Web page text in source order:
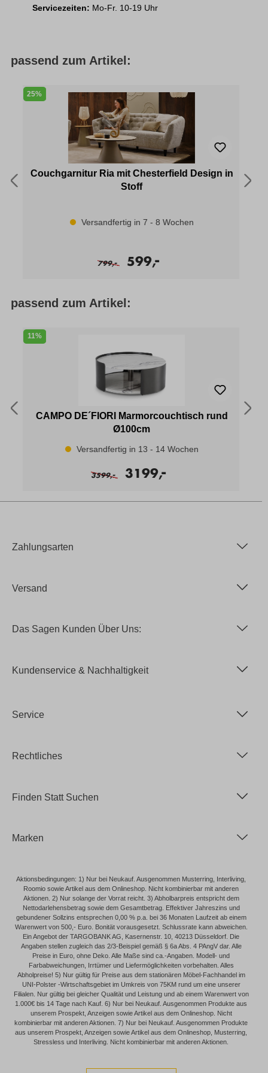
Servicezeiten: Mo-Fr. 10-19 Uhr
passend zum Artikel:
25%
Couchgarnitur Ria mit Chesterfield Design in
Stoff
Versandfertig in 7 - 8 Wochen
799,
- 599,
-
passend zum Artikel:
11%
CAMPO DE´FIORI Marmorcouchtisch rund
Ø100cm
Versandfertig in 13 - 14 Wochen
3599,
- 3199,
-
Zahlungsarten
Versand
Das Sagen Kunden Über Uns:
Kundenservice & Nachhaltigkeit
Service
Rechtliches
Finden Statt Suchen
Marken
Aktionsbedingungen: 1) Nur bei Neukauf. Ausgenommen Musterring, Interliving,
Roomio sowie Artikel aus dem Onlineshop. Nicht kombinierbar mit anderen
Aktionen. 2) Nur solange der Vorrat reicht. 3) Abholbarpreis entspricht dem
Nettodarlehensbetrag sowie dem Gesamtbetrag. Effektiver Jahreszins und
gebundener Sollzins entsprechen 0,00 % p.a. bei 36 Monaten Laufzeit ab einem
Warenwert von 500,- Euro. Bonität vorausgesetzt. Schlussrate kann abweichen.
Ein Angebot der TARGOBANK AG, Kasernenstr. 10, 40213 Düsseldorf. Die
Angaben stellen zugleich das 2/3-Beispiel gemäß § 6a Abs. 4 PAngV dar. Alle
Preise in Euro, ohne Deko. Alle Maße sind ca.-Angaben. Modell- und
Farbabweichungen, Irrtümer und Liefermöglichkeiten vorbehalten. Alles
Abholpreise! 5) Nur gültig für Preise aus dem stationären Möbel-Fachhandel im
UNI-Polster -Wirtschaftsgebiet im Umkreis von 75KM rund um eine unserer
Filialen. Nur gültig bei gleicher Qualität und Leistung und ab einem Warenwert von
1.000€ bis 14 Tage nach Kauf. 6) Nur bei Neukauf. Ausgenommen Produkte aus
unserem Prospekt, Anzeigen sowie Artikel aus dem Onlineshop. Nicht
kombinierbar mit anderen Aktionen. 7) Nur bei Neukauf. Ausgenommen Produkte
aus unserem Prospekt, Anzeigen sowie Artikel aus dem Onlineshop, Musterring,
Stressless und Interliving. Nicht kombinierbar mit anderen Aktionen.